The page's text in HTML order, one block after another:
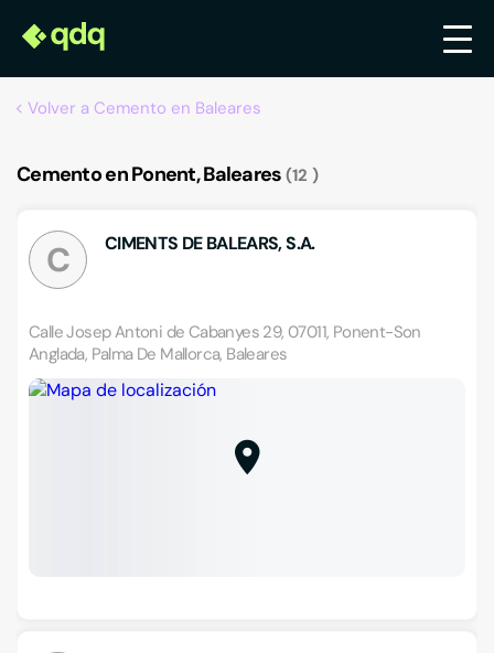
Volver a Cemento en Baleares
Cemento en Ponent, Baleares 12
C CIMENTS DE BALEARS, S.A.
Calle Josep Antoni de Cabanyes 29, 07011, Ponent-Son
Anglada, Palma De Mallorca, Baleares